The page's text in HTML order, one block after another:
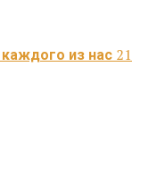
из нас 21